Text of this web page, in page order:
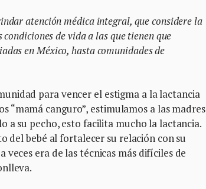
atención médica integral, que considere la
de vida a las que tienen que
en México, hasta comunidades de
para vencer el estigma a la lactancia
“mamá canguro”, estimulamos a las madres
a su pecho, esto facilita mucho la lactancia.
del bebé al fortalecer su relación con su
veces era de las técnicas más difíciles de